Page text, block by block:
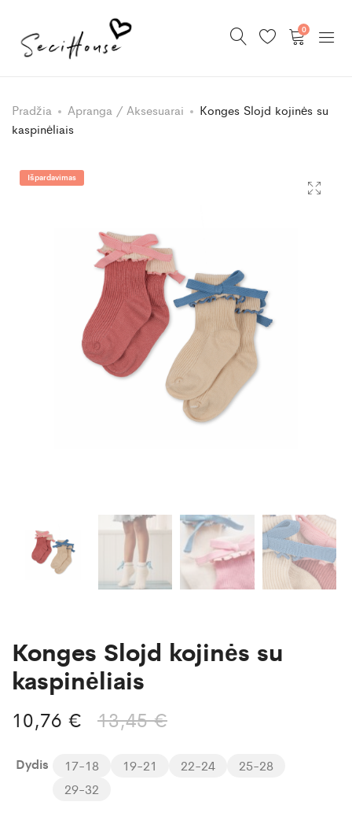
0
Pradžia Apranga / Aksesuarai
Konges Slojd kojinės su
kaspinėliais
Išpardavimas
Konges Slojd kojinės su
kaspinėliais
13,45€
10,76 €
Dydis 17-18 19-21 22-24
25-28
29-32